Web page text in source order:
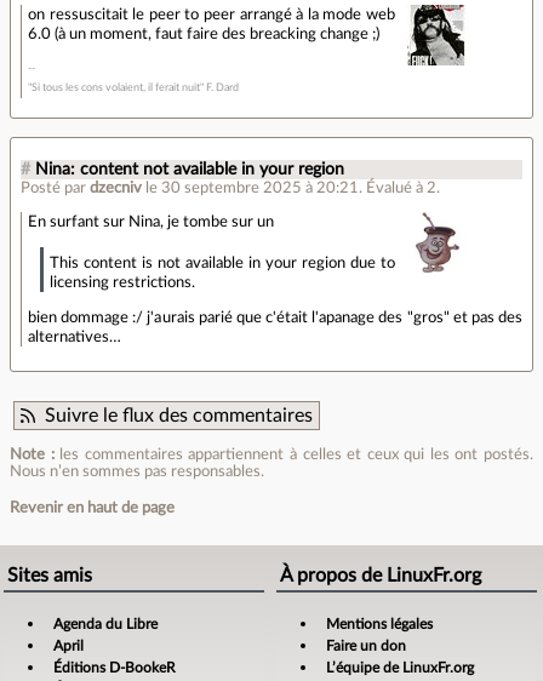
on ressuscitait le peer to peer arrangé à la mode web
6.0 (à un moment, faut faire des breacking change ;)
"Si tous les cons volaient, il ferait nuit" F. Dard
# Nina: content not available in your region
Posté par dzecniv le 30 septembre 2025 à 20:21 . Évalué à 2.
En surfant sur Nina, je tombe sur un
This content is not available in your region due to
licensing restrictions.
bien dommage :/ j'aurais parié que c'était l'apanage des "gros" et pas des
alternatives…
Suivre le flux des commentaires
Note :les commentaires appartiennent à celles et ceux qui les ont postés.
Nous n’en sommes pas responsables.
Revenir en haut de page
Sites amis
Agenda du Libre
April
Éditions D-BookeR
À propos de LinuxFr.org
Mentions légales
Faire un don
L’équipe de LinuxFr.org